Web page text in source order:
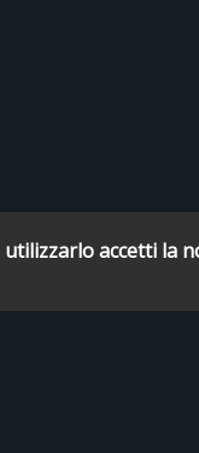
accetti la